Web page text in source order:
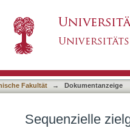
Fakultät → Dokumentanzeige
Sequenzielle